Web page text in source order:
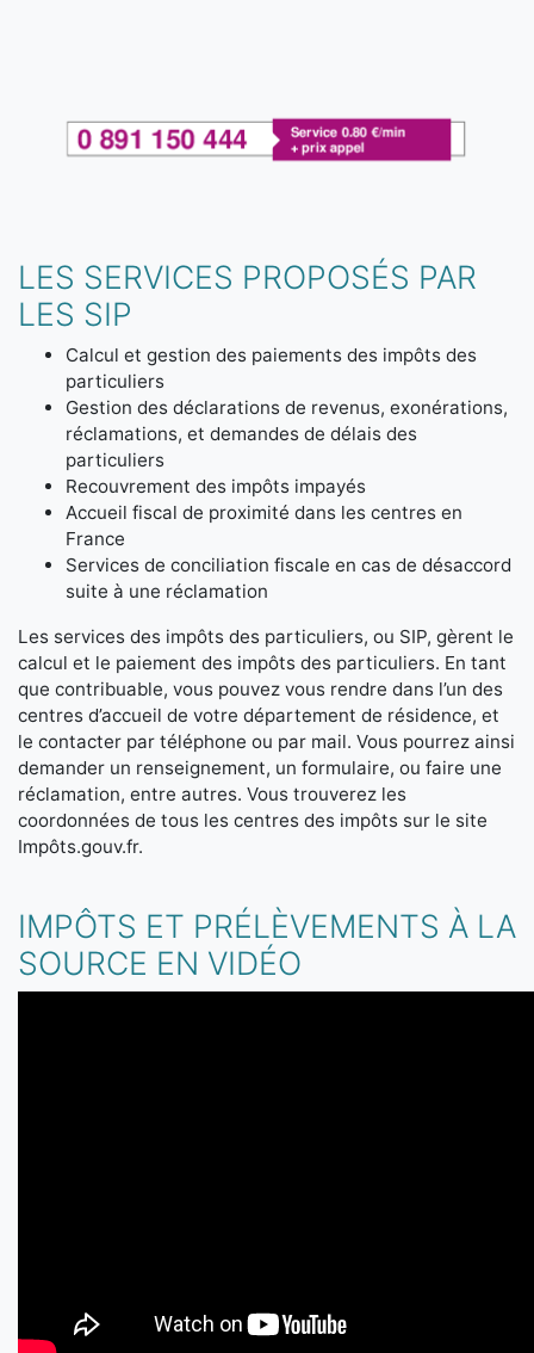
LES SERVICES PROPOSÉS PAR
LES SIP
Calcul et gestion des paiements des impôts des
particuliers
Gestion des déclarations de revenus, exonérations,
réclamations, et demandes de délais des
particuliers
Recouvrement des impôts impayés
Accueil fiscal de proximité dans les centres en
France
Services de conciliation fiscale en cas de désaccord
suite à une réclamation
Les services des impôts des particuliers, ou SIP, gèrent le
calcul et le paiement des impôts des particuliers. En tant
que contribuable, vous pouvez vous rendre dans l’un des
centres d’accueil de votre département de résidence, et
le contacter par téléphone ou par mail. Vous pourrez ainsi
demander un renseignement, un formulaire, ou faire une
réclamation, entre autres. Vous trouverez les
coordonnées de tous les centres des impôts sur le site
Impôts.gouv.fr.
IMPÔTS ET PRÉLÈVEMENTS À LA
SOURCE EN VIDÉO